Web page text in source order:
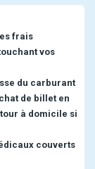
frais
vos
du carburant
de billet en
à domicile si
couverts